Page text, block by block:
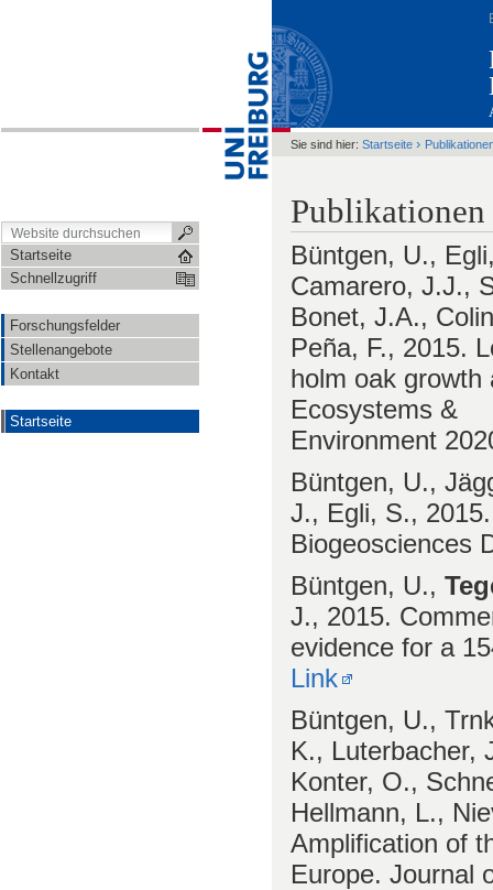
Startseite
Schnellzugriff
Forschungsfelder
Stellenangebote
Kontakt
Startseite
Sie sind hier: Startseite ›
Publikationen
Büntgen, U.,
Camarero, J.J.,
Bonet, J.A.,
Peña, F., 2015.
holm oak
Ecosystems &
Environment
Büntgen, U.,
J., Egli, S.,
Biogeosciences
Büntgen, U.,
J., 2015.
evidence for a
Link
Büntgen, U.,
K., Luterbacher,
Konter, O.,
Hellmann, L.,
Amplification of
Europe. Journal